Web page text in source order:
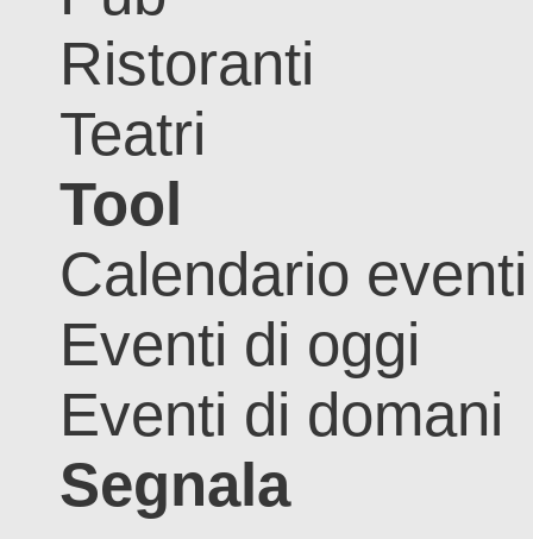
Ristoranti
Teatri
Tool
Calendario eventi
Eventi di oggi
Eventi di domani
Segnala